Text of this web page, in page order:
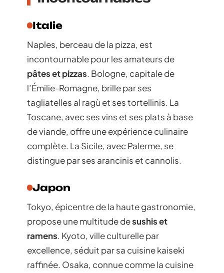
Italie
Naples, berceau de la pizza, est
incontournable pour les amateurs de
pâtes et pizzas. Bologne, capitale de
l’Émilie-Romagne, brille par ses
tagliatelles al ragù et ses tortellinis. La
Toscane, avec ses vins et ses plats à base
de viande, offre une expérience culinaire
complète. La Sicile, avec Palerme, se
distingue par ses arancinis et cannolis.
Japon
Tokyo, épicentre de la haute gastronomie,
propose une multitude desushis et
ramens. Kyoto, ville culturelle par
excellence, séduit par sa cuisine kaiseki
raffinée. Osaka, connue comme la cuisine